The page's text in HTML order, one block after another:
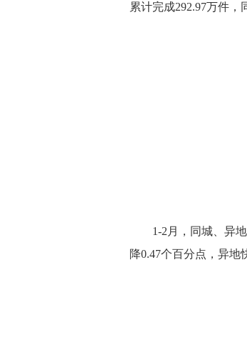
累计完成292.97万件，
1-2月，同城、异
降0.47个百分点，异地